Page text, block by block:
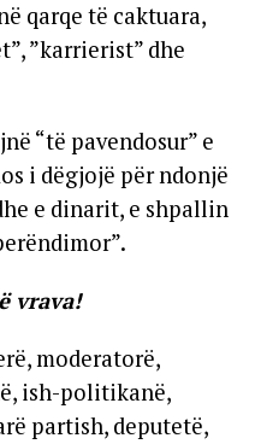
qarqe të caktuara,
”karrierist” dhe
“të pavendosur” e
i dëgjojë për ndonjë
e dinarit, e shpallin
vrava!
moderatorë,
ish-politikanë,
partish, deputetë,